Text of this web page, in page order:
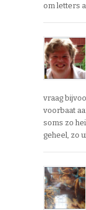
om letters
vraag
voorbaat
soms zo
geheel, zo